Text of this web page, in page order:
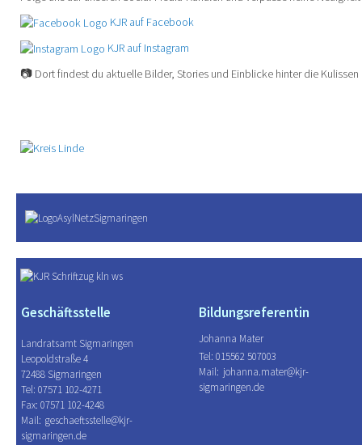
KJR auf Facebook
KJR auf Instagram
📷 Dort findest du aktuelle Bilder, Stories und Einblicke hinter die Kulissen
Geschäftsstelle Bildungsreferentin
Landratsamt Sigmaringen
Leopoldstraße 4
72488 Sigmaringen
Tel: 07571 102-4271
Fax: 07571 102-4248
Mail: geschaeftsstelle@kjr-
sigmaringen.de
Johanna Mater
Tel: 015562 507003
Mail: johanna.mater@kjr-
sigmaringen.de